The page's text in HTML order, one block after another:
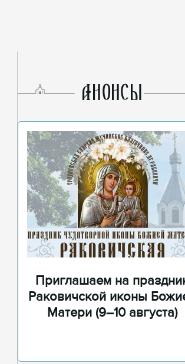
AНОНСЫ
Приглашаем на
Раковичской иконы
Матери (9–10 августа)